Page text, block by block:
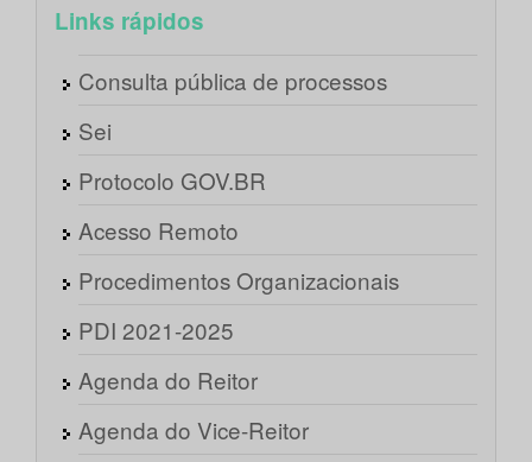
Links rápidos
Consulta pública de processos
Sei
Protocolo GOV.BR
Acesso Remoto
Procedimentos Organizacionais
PDI 2021-2025
Agenda do Reitor
Agenda do Vice-Reitor